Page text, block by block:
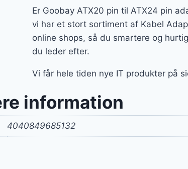
Er Goobay ATX20 pin til ATX24 pin
vi har et stort sortiment af Kabel
online shops, så du smartere og
du leder efter.
Vi får hele tiden nye IT produkter på
information
4040849685132